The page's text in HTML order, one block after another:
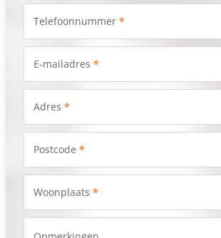
Telefoonnummer *
E-mailadres *
Adres *
Postcode *
Woonplaats *